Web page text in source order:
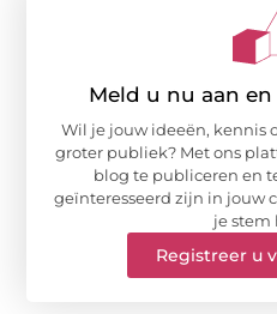
Meld u nu aan
Wil je jouw ideeën, kennis
groter publiek? Met ons
blog te publiceren en
geïnteresseerd zijn in jouw
je stem
Registreer u